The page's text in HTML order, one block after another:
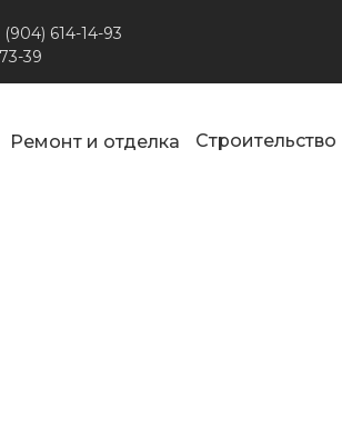
(904) 614-14-93
39
Ремонт и отделка Строительство